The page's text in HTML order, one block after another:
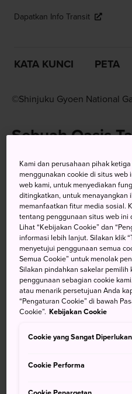
Dapatkan Info Transit
KATA KUNCI PETA
©Shinjuku Gyoen National
Sebuah Oasis
yang Dulu
Keluarga
Taman Nasional Shinjuku
diri yang menyenangkan
kota beton Tokyo. Dulu
feodal, taman ini kemudian
untuk keluarga kekaisaran,
diundang. MeskipunTaman
dan beberapa wihara
menawarkan ruang hijau,
menandingi Shinjuku
terbaik untuk dikunjungi di
Kami dan perusahaan pihak
menggunakan cookie di situs
web kami, untuk menyediakan
ditingkatkan, untuk menayangkan
memanfaatkan fitur media sosial.
tentang penggunaan situs web ini
Lihat “Kebijakan Cookie” dan
informasi lebih lanjut. Silakan klik
menyetujui penggunaan semua
Semua Cookie” untuk menolak
Silakan pindahkan sakelar
penggunaan sebagian cookie
atau menarik persetujuan Anda
“Pengaturan Cookie” di bawah
Cookie”. Kebijakan Cookie
Cookie yang Sangat Diperlukan
Cookie Performa